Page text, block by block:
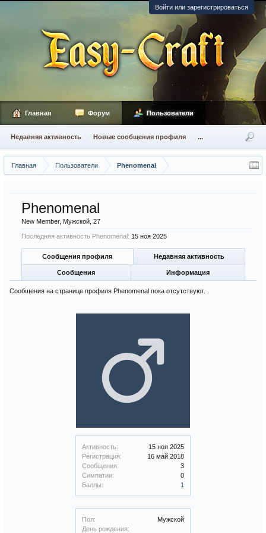
Войти или зарегистрироваться
Главная Пользователи Phenomenal
Активность:
15 ноя 2025
Регистрация:
16 май 2018
Сообщения:
3
Симпатии:
0
Баллы:
1
Пол:
Мужской
День рождения:
Phenomenal
New Member, Мужской, 27
Последняя активность Phenomenal: 15 ноя 2025
Сообщения профиля Недавняя активность
Сообщения Информация
Сообщения на странице профиля Phenomenal пока отсутствуют.
Главная Форум Пользователи
Недавняя активность Новые сообщения профиля ...